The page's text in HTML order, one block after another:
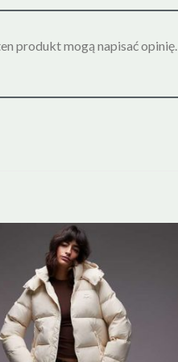
produkt mogą napisać opinię.